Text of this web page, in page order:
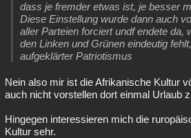
dass je fremder etwas ist, je besser
Diese Einstellung wurde dann auch
aller Parteien forciert undf endete da,
den Linken und Grünen eindeutig
aufgeklärter Patriotismus
Nein also mir ist die Afrikanische Kultur
auch nicht vorstellen dort einmal Urlaub
Hingegen interessieren mich die
Kultur sehr.